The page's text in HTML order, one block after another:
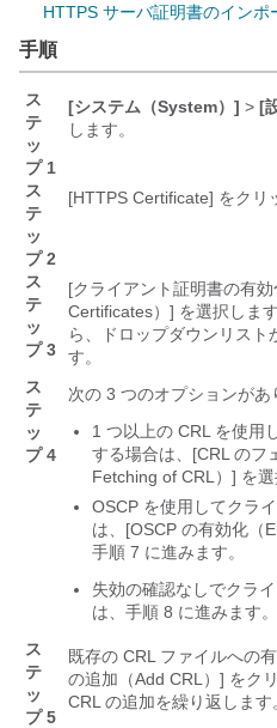
HTTPS サーバ証明書のインポ
手順
ス
テ
ッ
プ 1
[システム（System）] > [
します。
ス
テ
ッ
プ 2
[HTTPS Certificate] をクリ
ス
テ
ッ
プ 3
[クライアント証明書の有
Certificates）] を選択しま
ら、ドロップダウンリスト
す。
ス
テ
ッ
プ 4
次の 3 つのオプションがあ
1 つ以上の CRL を使用
する場合は、[CRL のフ
Fetching of CRL）] を
OSCP を使用してクラ
は、[OSCP の有効化（
手順 7 に進みます。
失効の確認なしでクラ
は、手順 8 に進みます。
ス
テ
ッ
プ 5
既存の CRL ファイルへの
の追加（Add CRL）] をク
CRL の追加を繰り返します